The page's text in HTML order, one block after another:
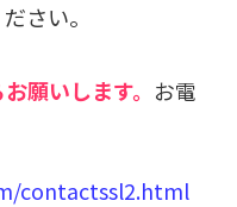
さい。
願いします。 お電
contactssl2.html